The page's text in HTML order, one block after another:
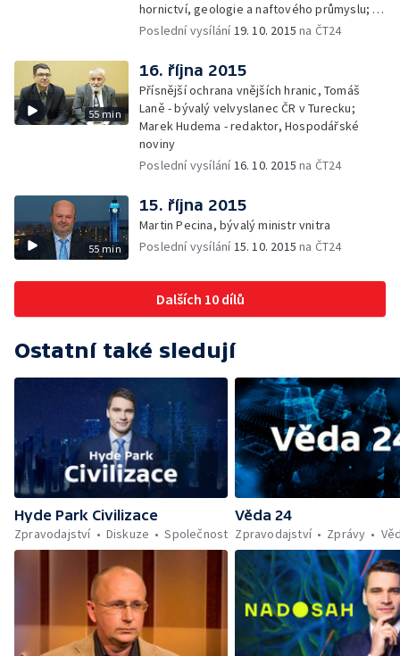
hornictví, geologie a naftového průmyslu; —
Gabriela Sáričková Benešová - mluvčí
Poslední vysílání19. 10. 2015 na ČT24
55 min
16. října 2015
Přísnější ochrana vnějších hranic, Tomáš
Laně - bývalý velvyslanec ČR v Turecku;
Marek Hudema - redaktor, Hospodářské
noviny
Poslední vysílání16. 10. 2015 na ČT24
55 min
15. října 2015
Martin Pecina, bývalý ministr vnitra
Poslední vysílání15. 10. 2015 na ČT24
Dalších 10 dílů
Ostatní také sledují
Hyde Park Civilizace
Zpravodajství
Diskuze Společnost
Věda 24
Zpravodajství
Zprávy